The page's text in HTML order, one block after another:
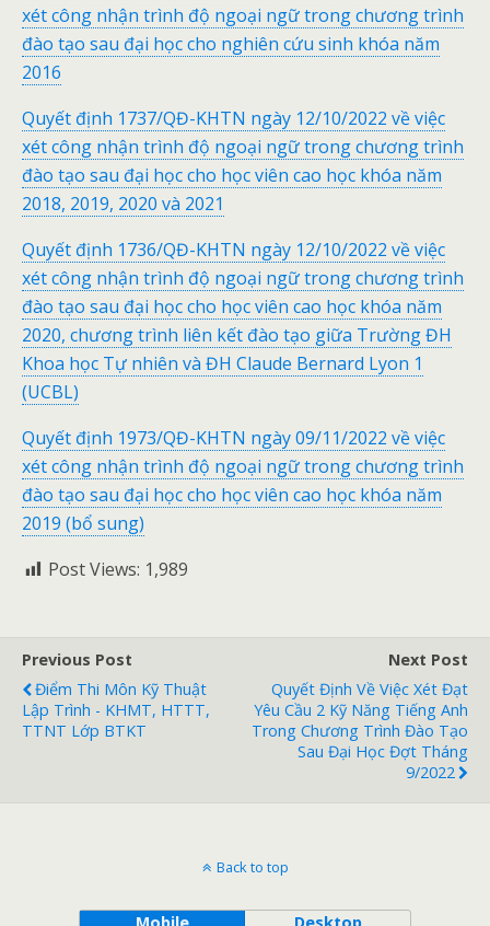
xét công nhận trình độ ngoại ngữ trong chương trình
đào tạo sau đại học cho nghiên cứu sinh khóa năm
2016
Quyết định 1737/QĐ-KHTN ngày 12/10/2022 về việc
xét công nhận trình độ ngoại ngữ trong chương trình
đào tạo sau đại học cho học viên cao học khóa năm
2018, 2019, 2020 và 2021
Quyết định 1736/QĐ-KHTN ngày 12/10/2022 về việc
xét công nhận trình độ ngoại ngữ trong chương trình
đào tạo sau đại học cho học viên cao học khóa năm
2020, chương trình liên kết đào tạo giữa Trường ĐH
Khoa học Tự nhiên và ĐH Claude Bernard Lyon 1
(UCBL)
Quyết định 1973/QĐ-KHTN ngày 09/11/2022 về việc
xét công nhận trình độ ngoại ngữ trong chương trình
đào tạo sau đại học cho học viên cao học khóa năm
2019 (bổ sung)
Post Views: 1,989
Previous Post
Điểm Thi Môn Kỹ Thuật
Lập Trình - KHMT, HTTT,
TTNT Lớp BTKT
Next Post
Quyết Định Về Việc Xét Đạt
Yêu Cầu 2 Kỹ Năng Tiếng Anh
Trong Chương Trình Đào Tạo
Sau Đại Học Đợt Tháng
9/2022
Back to top